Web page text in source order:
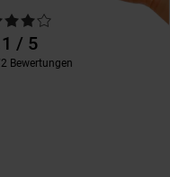
/ 5
Bewertungen